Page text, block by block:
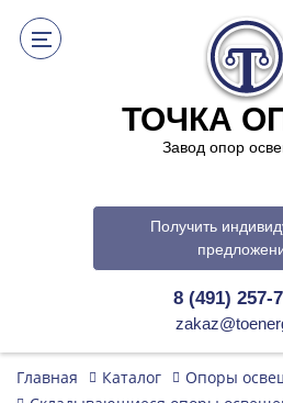
ТОЧКА
Завод опор
Получить
8 (491) 257-
Главная Каталог
Опоры